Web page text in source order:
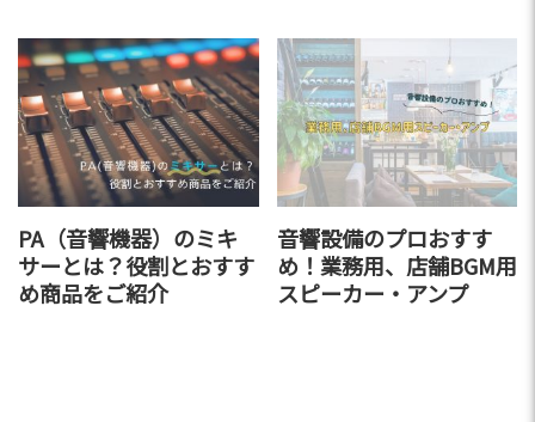
PA（音響機器）のミキ
サーとは？役割とおすす
め商品をご紹介
音響設備のプロおすす
め！業務用、店舗BGM用
スピーカー・アンプ